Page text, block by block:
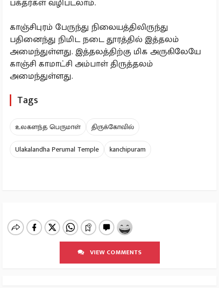
பக்தர்கள் வழிபடலாம்.
காஞ்சிபுரம் பேருந்து நிலையத்திலிருந்து
பதினைந்து நிமிட நடை தூரத்தில் இத்தலம்
அமைந்துள்ளது. இத்தலத்திற்கு மிக அருகிலேயே
காஞ்சி காமாட்சி அம்பாள் திருத்தலம்
அமைந்துள்ளது.
Tags
உலகளந்த பெருமாள்
திருக்கோவில்
Ulakalandha Perumal Temple
kanchipuram
VIEW COMMENTS